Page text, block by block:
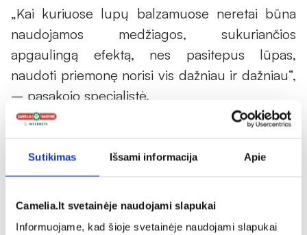
Sutikimas Išsami informacija Apie
Camelia.lt svetainėje naudojami slapukai
Informuojame, kad šioje svetainėje naudojami slapukai
„Kai kuriuose lupų balzamuose neretai būna
naudojamos medžiagos, sukuriančios
apgaulingą efektą, nes pasitepus lūpas,
naudoti priemonę norisi vis dažniau ir dažniau“,
– pasakojo specialistė.
Vaistininkė S. Izmalkova sako, kad svarbiausia
lūpas drėkinti vakare, prieš miegą.